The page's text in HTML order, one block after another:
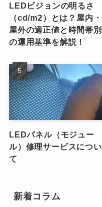
LEDビジョンの明るさ
（cd/m2）とは？屋内・
屋外の適正値と時間帯別
の運用基準を解説！
LEDパネル（モジュー
ル）修理サービスについ
て
新着コラム